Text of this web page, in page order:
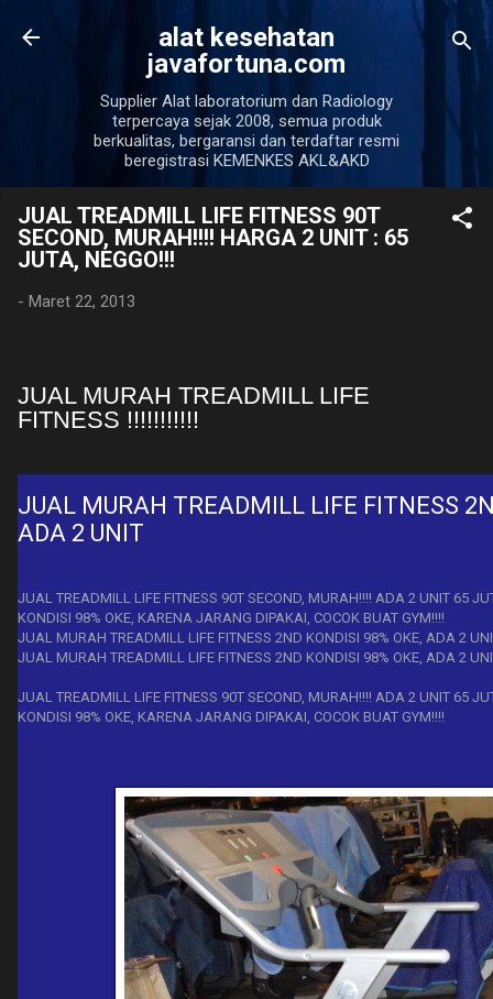
Langsung ke konten
alat kesehatan
javafortuna.com
Supplier Alat laboratorium dan Radiology
terpercaya sejak 2008, semua produk
berkualitas, bergaransi dan terdaftar resmi
beregistrasi KEMENKES AKL&AKD
JUAL TREADMILL LIFE FITNESS 90T
SECOND, MURAH!!!! HARGA 2 UNIT : 65
JUTA, NEGGO!!!
- Maret 22, 2013
JUAL MURAH TREADMILL LIFE
FITNESS !!!!!!!!!!!
JUAL MURAH TREADMILL LIFE FITNESS
ADA 2 UNIT
JUAL TREADMILL LIFE FITNESS 90T SECOND, MURAH!!!! ADA 2 UNIT 65
KONDISI 98% OKE, KARENA JARANG DIPAKAI, COCOK BUAT GYM!!!!
JUAL MURAH TREADMILL LIFE FITNESS 2ND KONDISI 98% OKE, ADA 2
JUAL MURAH TREADMILL LIFE FITNESS 2ND KONDISI 98% OKE, ADA 2
JUAL TREADMILL LIFE FITNESS 90T SECOND, MURAH!!!! ADA 2 UNIT 65
KONDISI 98% OKE, KARENA JARANG DIPAKAI, COCOK BUAT GYM!!!!